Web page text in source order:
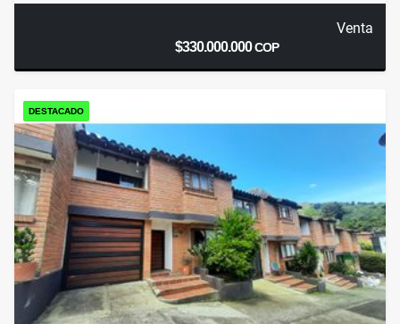
Venta
$330.000.000COP
DESTACADO